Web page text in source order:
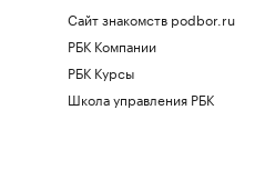
Сайт знакомств podbor.ru
РБК Компании
РБК Курсы
Школа управления РБК